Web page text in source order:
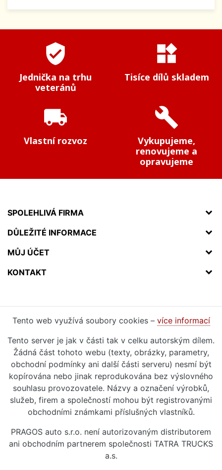
verified_user
Jednička na trhu
veteránů
widgets
Tisíce dílů skladem
local_shipping
Vlastní rozvoz
build
Vykupujeme,
renovujeme a
opravujeme
SPOLEHLIVÁ FIRMA
DŮLEŽITÉ INFORMACE
MŮJ ÚČET
KONTAKT
Tento web využívá soubory cookies – více informací
Tento server je jak v části tak v celku autorským dílem.
Žádná část tohoto webu (texty, obrázky, parametry,
obchodní podmínky ani další části serveru) nesmí být
kopírována nebo jinak reprodukována bez výslovného
souhlasu provozovatele. Názvy a označení výrobků,
služeb, firem a společností mohou být registrovanými
obchodními známkami příslušných vlastníků.
PRAGOS auto s.r.o. není autorizovaným distributorem
ani obchodním partnerem společnosti TATRA TRUCKS
a.s.